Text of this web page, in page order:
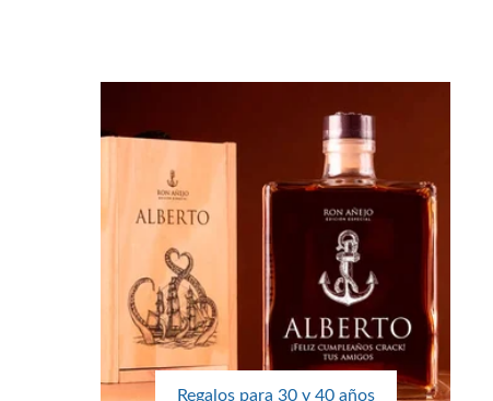
Regalos para 30 y 40 años